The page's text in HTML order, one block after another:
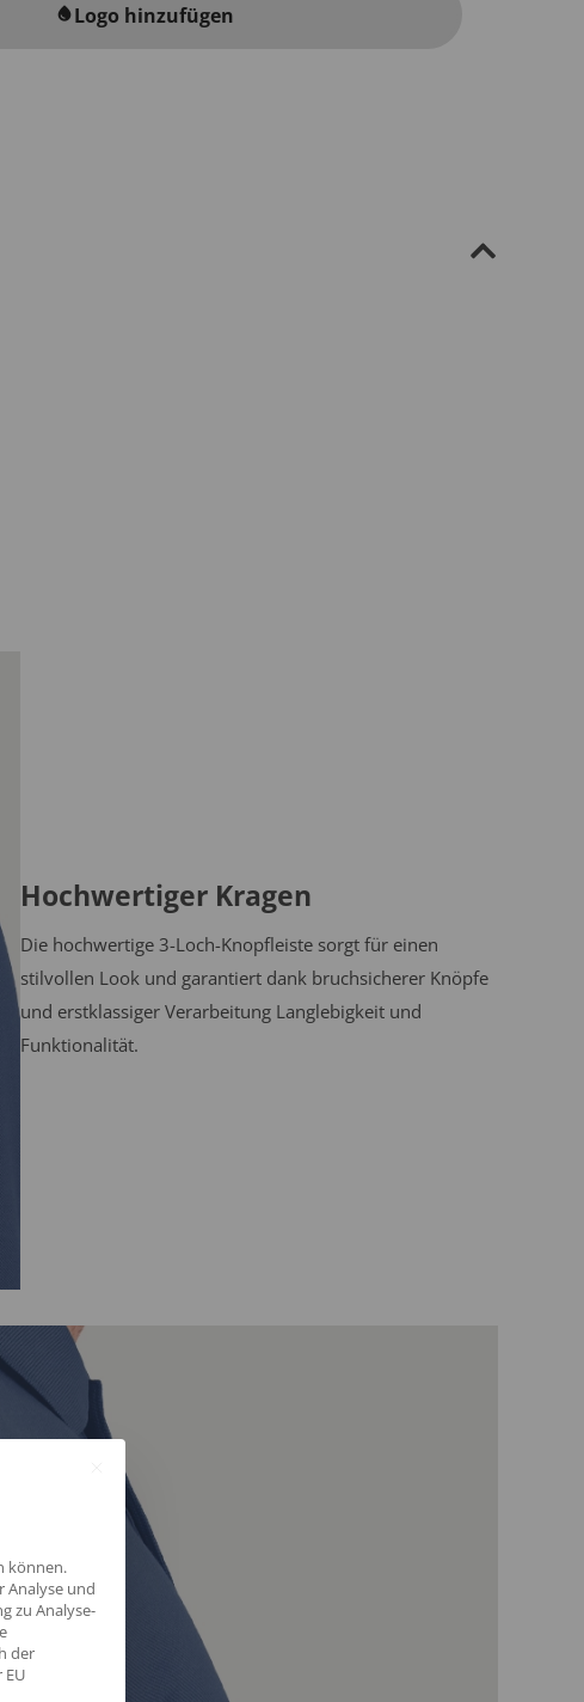
water_dropLogo hinzufügen
Hochwertiger Kragen
Die hochwertige 3-Loch-Knopfleiste sorgt für einen
stilvollen Look und garantiert dank bruchsicherer Knöpfe
und erstklassiger Verarbeitung Langlebigkeit und
Funktionalität.
können.
Analyse und
zu Analyse-
der